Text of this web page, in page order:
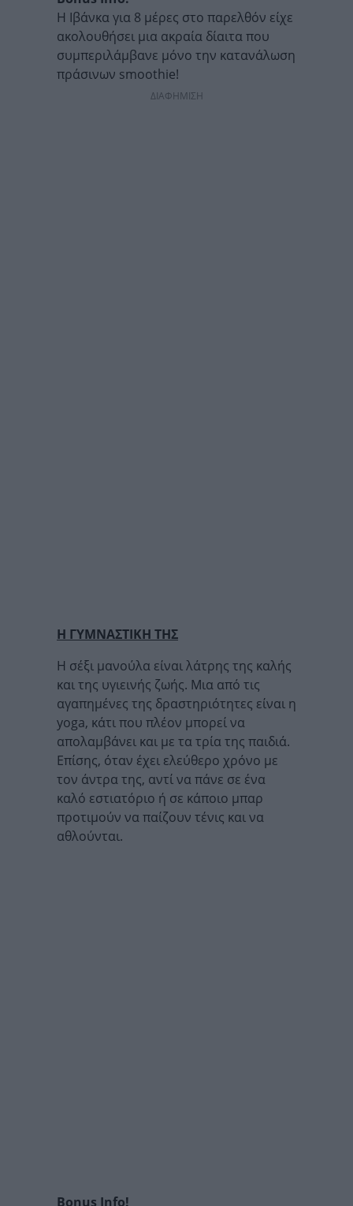
Η Ιβάνκαγια 8 μέρες στο παρελθόν είχε
ακολουθήσει μια ακραία δίαιτα που
συμπεριλάμβανε μόνο την κατανάλωση
πράσινων smoothie!
ΔΙΑΦΗΜΙΣΗ
Η ΓΥΜΝΑΣΤΙΚΗ ΤΗΣ
Η σέξι μανούλα είναι λάτρης της καλής
και της υγιεινής ζωής. Μια από τις
αγαπημένες της δραστηριότητες είναι η
yoga, κάτι που πλέον μπορεί να
απολαμβάνει και με τα τρία της παιδιά.
Επίσης, όταν έχει ελεύθερο χρόνο με
τον άντρα της, αντί να πάνε σε ένα
καλό εστιατόριο ή σε κάποιο μπαρ
προτιμούν να παίζουν τένις και να
αθλούνται.
Bonus Info!